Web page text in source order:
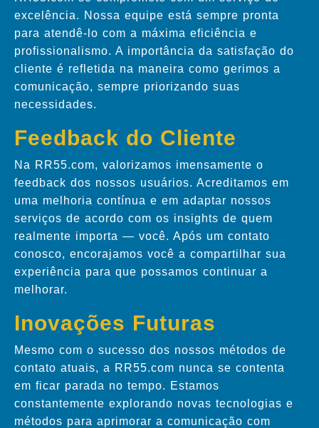
excelência. Nossa equipe está sempre pronta
para atendê-lo com a máxima eficiência e
profissionalismo. A importância da satisfação do
cliente é refletida na maneira como gerimos a
comunicação, sempre priorizando suas
necessidades.
Feedback do Cliente
Na RR55.com, valorizamos imensamente o
feedback dos nossos usuários. Acreditamos em
uma melhoria contínua e em adaptar nossos
serviços de acordo com os insights de quem
realmente importa — você. Após um contato
conosco, encorajamos você a compartilhar sua
experiência para que possamos continuar a
melhorar.
Inovações Futuras
Mesmo com o sucesso dos nossos métodos de
contato atuais, a RR55.com nunca se contenta
em ficar parada no tempo. Estamos
constantemente explorando novas tecnologias e
métodos para aprimorar a comunicação com